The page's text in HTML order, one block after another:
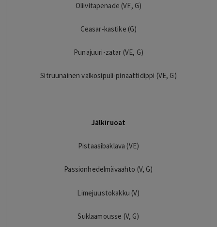
Oliivitapenade (VE, G)
Ceasar-kastike (G)
Punajuuri-zatar (VE, G)
Sitruunainen valkosipuli-pinaattidippi (VE, G)
Jälkiruoat
Pistaasibaklava (VE)
Passionhedelmävaahto (V, G)
Limejuustokakku (V)
Suklaamousse (V, G)